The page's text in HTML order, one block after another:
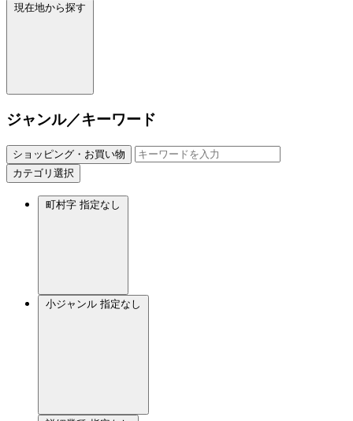
現在地から探す
ジャンル／キーワード
ショッピング・お買い物
カテゴリ選択
町村字 指定なし
小ジャンル 指定なし